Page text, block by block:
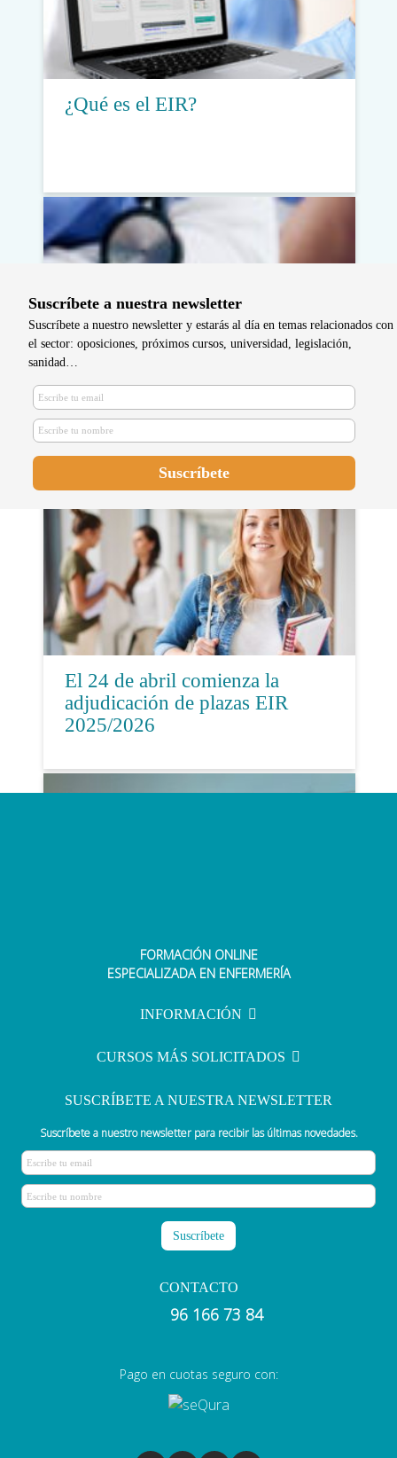
¿Qué es el EIR?
¿Cuáles son las especialidades
EIR?
El 24 de abril comienza la
adjudicación de plazas EIR
2025/2026
De los apuntes a Instagram: las
estudiante
Suscríbete a nuestra newsletter
Suscríbete a nuestro newsletter y estarás al día en temas relacionados con
el sector: oposiciones, próximos cursos, universidad, legislación,
sanidad…
FORMACIÓN ONLINE
ESPECIALIZADA EN ENFERMERÍA
INFORMACIÓN
CURSOS MÁS SOLICITADOS
SUSCRÍBETE A NUESTRA NEWSLETTER
Suscríbete a nuestro newsletter para recibir las últimas novedades.
CONTACTO
96 166 73 84
Pago en cuotas seguro con: